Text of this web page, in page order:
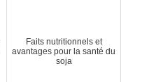
Faits nutritionnels et
avantages pour la santé du
soja